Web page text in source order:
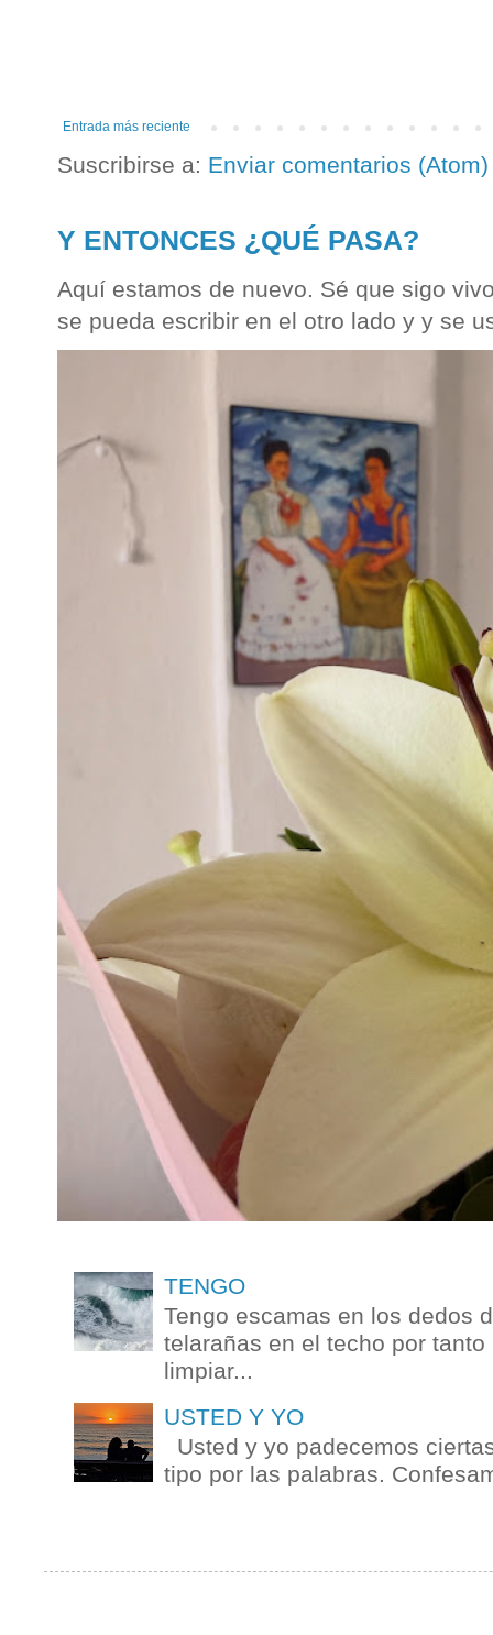
Entrada más reciente
Suscribirse a: Enviar comentarios (Atom)
Y ENTONCES ¿QUÉ PASA?
Aquí estamos de nuevo. Sé que sigo
se pueda escribir en el otro lado y y se
TENGO
Tengo escamas en los dedos
telarañas en el techo por
limpiar...
USTED Y YO
Usted y yo padecemos
tipo por las palabras.